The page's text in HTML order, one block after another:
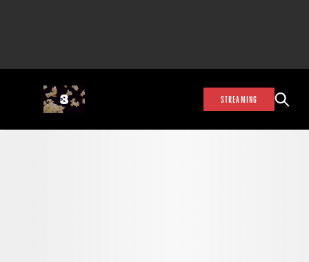
STREAMING